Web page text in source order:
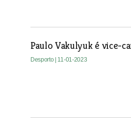
Paulo Vakulyuk é vice-
Desporto | 11-01-2023